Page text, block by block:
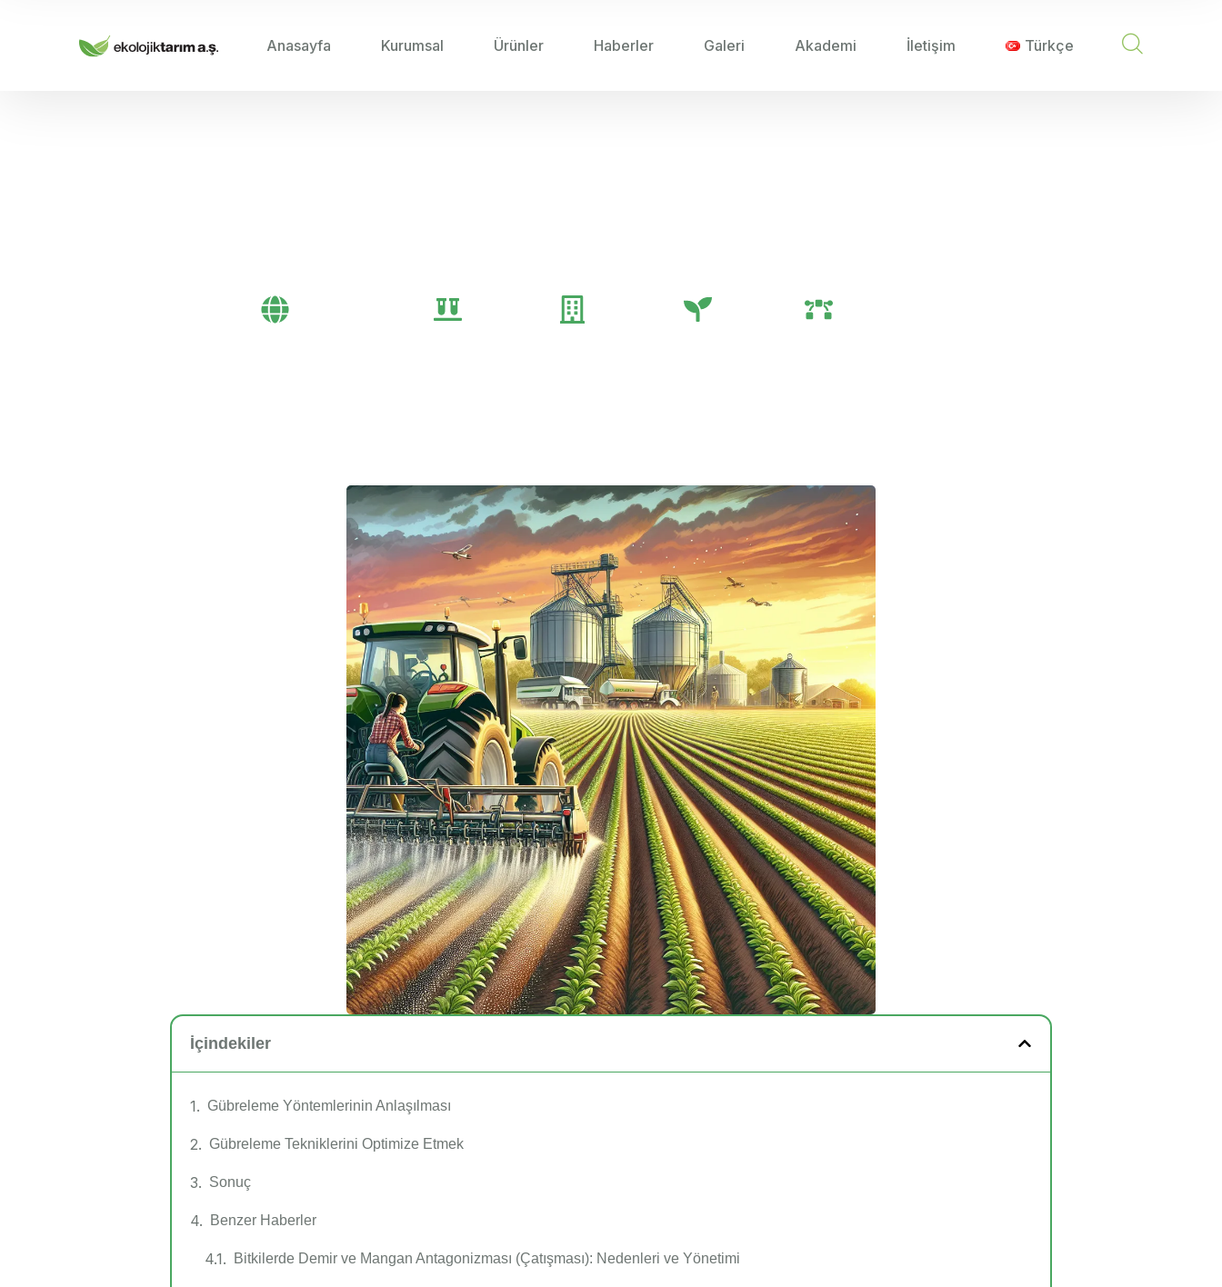
Anasayfa Kurumsal Ürünler Haberler Galeri Akademi İletişim Türkçe
İçindekiler
Gübreleme Yöntemlerinin Anlaşılması
Gübreleme Tekniklerini Optimize Etmek
Sonuç
Benzer Haberler
Bitkilerde Demir ve Mangan Antagonizması (Çatışması): Nedenleri ve Yönetimi